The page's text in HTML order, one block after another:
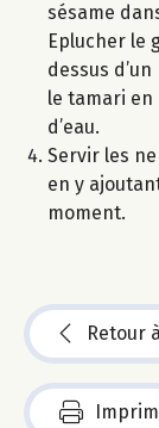
sésame
Eplucher le
dessus
le tamari en
d’eau.
Servir les
en y
moment.
Retour